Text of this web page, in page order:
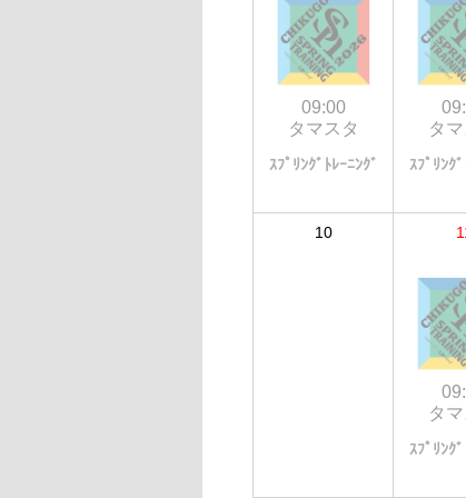
09:00
タマスタ
ｽﾌﾟﾘﾝｸﾞﾄﾚｰﾆﾝｸﾞ
タ
ｽﾌﾟﾘﾝｸ
10
タ
ｽﾌﾟﾘﾝｸ